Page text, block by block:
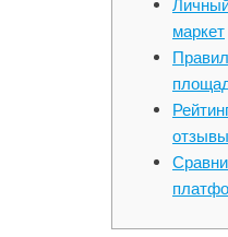
маркет
отзывы